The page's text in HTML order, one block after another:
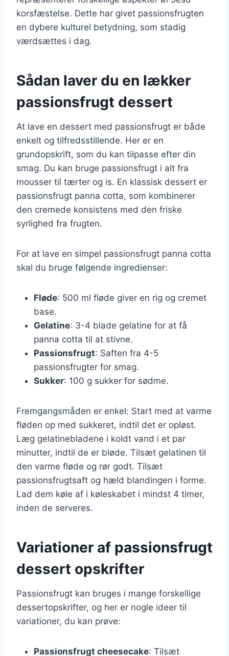
korsfæstelse. Dette har givet passionsfrugten
en dybere kulturel betydning, som stadig
værdsættes i dag.
Sådan laver du en lækker
passionsfrugt dessert
At lave en dessert med passionsfrugt er både
enkelt og tilfredsstillende. Her er en
grundopskrift, som du kan tilpasse efter din
smag. Du kan bruge passionsfrugt i alt fra
mousser til tærter og is. En klassisk dessert er
passionsfrugt panna cotta, som kombinerer
den cremede konsistens med den friske
syrlighed fra frugten.
For at lave en simpel passionsfrugt panna cotta
skal du bruge følgende ingredienser:
Fløde: 500 ml fløde giver en rig og cremet
base.
Gelatine: 3-4 blade gelatine for at få
panna cotta til at stivne.
Passionsfrugt: Saften fra 4-5
passionsfrugter for smag.
Sukker: 100 g sukker for sødme.
Fremgangsmåden er enkel: Start med at varme
fløden op med sukkeret, indtil det er opløst.
Læg gelatinebladene i koldt vand i et par
minutter, indtil de er bløde. Tilsæt gelatinen til
den varme fløde og rør godt. Tilsæt
passionsfrugtsaft og hæld blandingen i forme.
Lad dem køle af i køleskabet i mindst 4 timer,
inden de serveres.
Variationer af passionsfrugt
dessert opskrifter
Passionsfrugt kan bruges i mange forskellige
dessertopskrifter, og her er nogle ideer til
variationer, du kan prøve:
Passionsfrugt cheesecake: Tilsæt